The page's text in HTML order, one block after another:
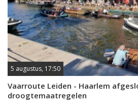
5 augustus, 17:50
Vaarroute Leiden - Haarlem
droogtemaatregelen